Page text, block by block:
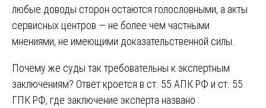
любые доводы сторон остаются голословными, а акты
сервисных центров — не более чем частными
мнениями, не имеющими доказательственной силы.
Почему же суды так требовательны к экспертным
заключениям? Ответ кроется в ст. 55 АПК РФ и ст. 55
ГПК РФ, где заключение эксперта названо